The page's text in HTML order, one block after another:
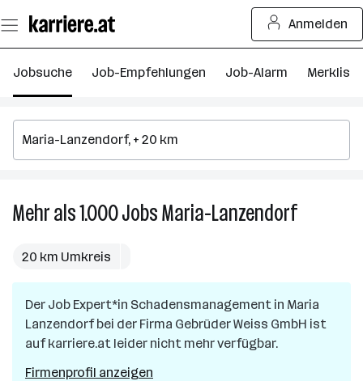
Seiteninhalt
springen
Anmelden
Jobsuche Job-Empfehlungen Job-Alarm Merkliste
Mehr als 1.000JobsMaria-LanzendorfMehr
in
Maria-
20 km Umkreis
Der Job Expert*in Schadensmanagement in Maria
Lanzendorfbei der Firma Gebrüder Weiss GmbH ist
auf karriere.at leider nicht mehr verfügbar.
Firmenprofil anzeigen